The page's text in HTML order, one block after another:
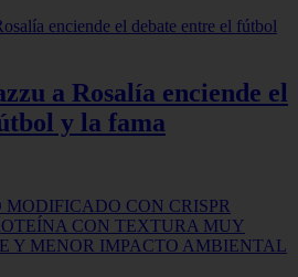
a Rosalía enciende el
y la fama